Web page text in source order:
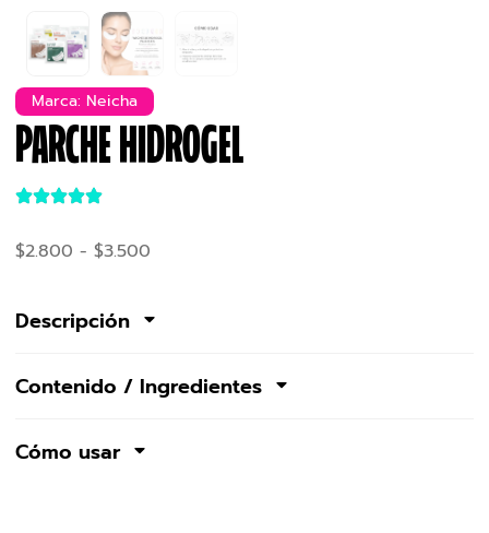
Marca: Neicha
PARCHE HIDROGEL
$2.800 - $3.500
Descripción
Contenido / Ingredientes
Cómo usar